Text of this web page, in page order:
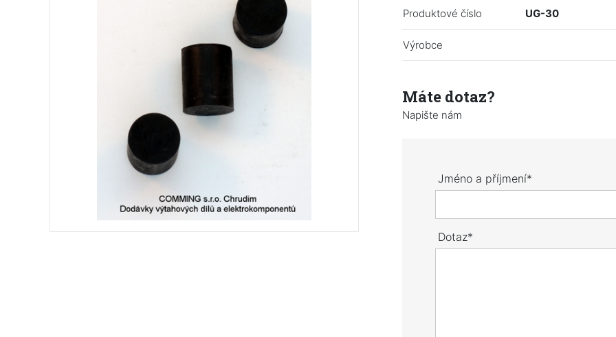
Produktové číslo UG-30
Výrobce
Máte dotaz?
Napište nám
Jméno a příjmení*
Dotaz*